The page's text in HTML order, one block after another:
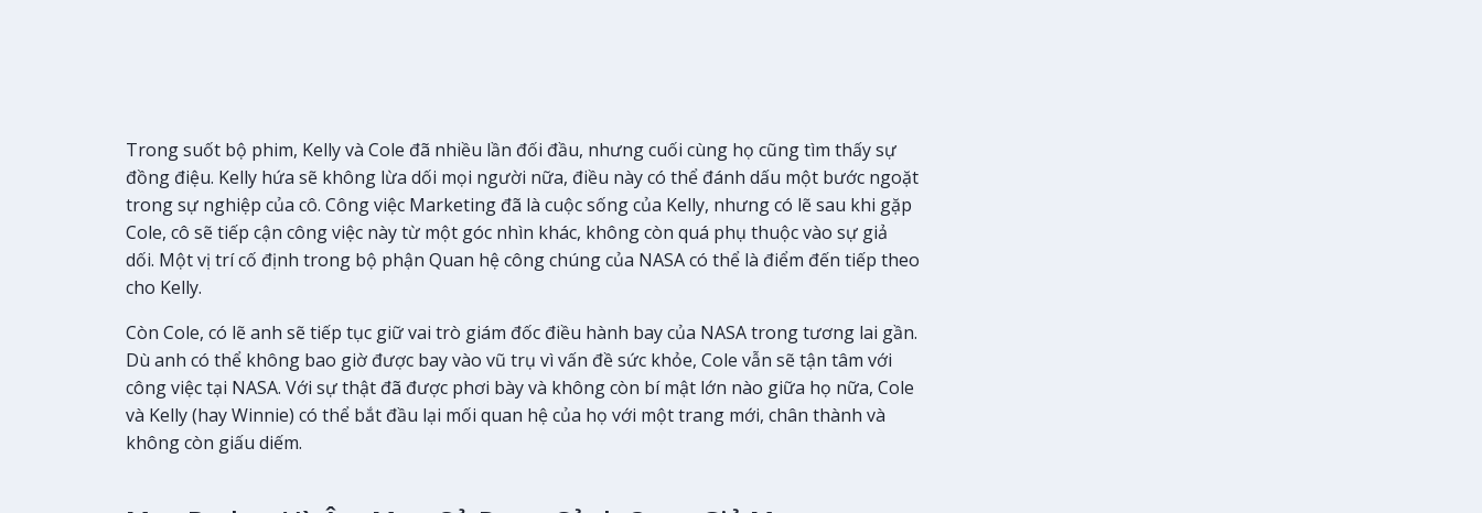
Trong suốt bộ phim, Kelly và Cole đã nhiều lần đối đầu, nhưng cuối cùng họ cũng tìm thấy sự
đồng điệu. Kelly hứa sẽ không lừa dối mọi người nữa, điều này có thể đánh dấu một bước ngoặt
trong sự nghiệp của cô. Công việc Marketing đã là cuộc sống của Kelly, nhưng có lẽ sau khi gặp
Cole, cô sẽ tiếp cận công việc này từ một góc nhìn khác, không còn quá phụ thuộc vào sự giả
dối. Một vị trí cố định trong bộ phận Quan hệ công chúng của NASA có thể là điểm đến tiếp theo
cho Kelly.
Còn Cole, có lẽ anh sẽ tiếp tục giữ vai trò giám đốc điều hành bay của NASA trong tương lai gần.
Dù anh có thể không bao giờ được bay vào vũ trụ vì vấn đề sức khỏe, Cole vẫn sẽ tận tâm với
công việc tại NASA. Với sự thật đã được phơi bày và không còn bí mật lớn nào giữa họ nữa, Cole
và Kelly (hay Winnie) có thể bắt đầu lại mối quan hệ của họ với một trang mới, chân thành và
không còn giấu diếm.